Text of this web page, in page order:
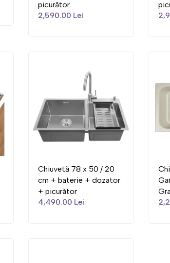
picurător
2,590.00 Lei
Chiuvetă 78 x 50 / 20
cm + baterie + dozator
+ picurător
4,490.00 Lei